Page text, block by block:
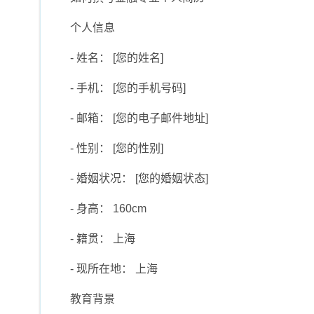
个人信息
- 姓名： [您的姓名]
- 手机： [您的手机号码]
- 邮箱： [您的电子邮件地址]
- 性别： [您的性别]
- 婚姻状况： [您的婚姻状态]
- 身高： 160cm
- 籍贯： 上海
- 现所在地： 上海
教育背景